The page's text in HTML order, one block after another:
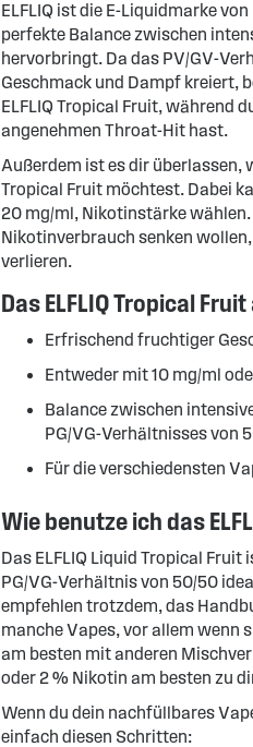
ELFLIQ ist die E-Liquidmarke
perfekte Balance zwischen
hervorbringt. Da das PV/GV-
Geschmack und Dampf kreiert,
ELFLIQ Tropical Fruit, während
angenehmen Throat-Hit hast.
Außerdem ist es dir überlassen,
Tropical Fruit möchtest. Dabei
20 mg/ml, Nikotinstärke
Nikotinverbrauch senken
verlieren.
Das ELFLIQ Tropical
Erfrischend fruchtiger
Entweder mit 10 mg/ml
Balance zwischen
PG/VG-Verhältnisses von
Für die verschiedensten
Wie benutze ich das
Das ELFLIQ Liquid Tropical
PG/VG-Verhältnis von 50/50
empfehlen trotzdem, das
manche Vapes, vor allem wenn
am besten mit anderen
oder 2 % Nikotin am besten zu
Wenn du dein nachfüllbares
einfach diesen Schritten: